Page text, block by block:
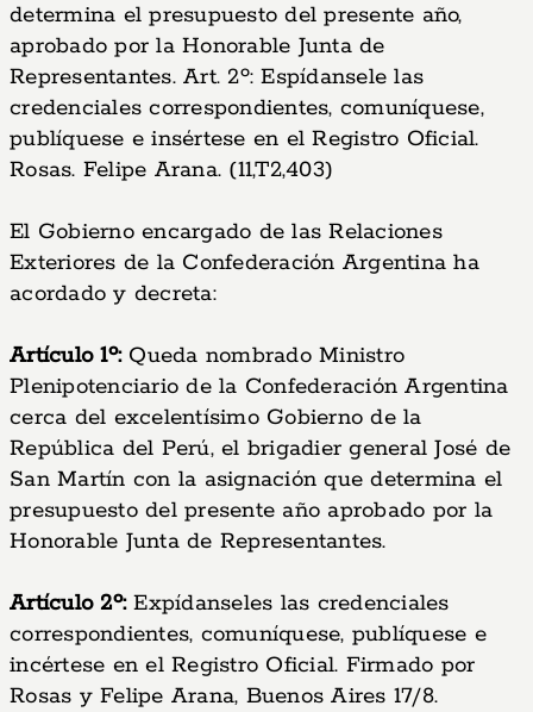
determina el presupuesto del presente año,
aprobado por la Honorable Junta de
Representantes. Art. 2º: Espídansele las
credenciales correspondientes, comuníquese,
publíquese e insértese en el Registro Oficial.
Rosas. Felipe Arana. (11,T2,403)
El Gobierno encargado de las Relaciones
Exteriores de la Confederación Argentina ha
acordado y decreta:
Artículo 1º:Queda nombrado Ministro
Plenipotenciario de la Confederación Argentina
cerca del excelentísimo Gobierno de la
República del Perú, el brigadier general José de
San Martín con la asignación que determina el
presupuesto del presente año aprobado por la
Honorable Junta de Representantes.
Artículo 2º:Expídanseles las credenciales
correspondientes, comuníquese, publíquese e
incértese en el Registro Oficial. Firmado por
Rosas y Felipe Arana, Buenos Aires 17/8.